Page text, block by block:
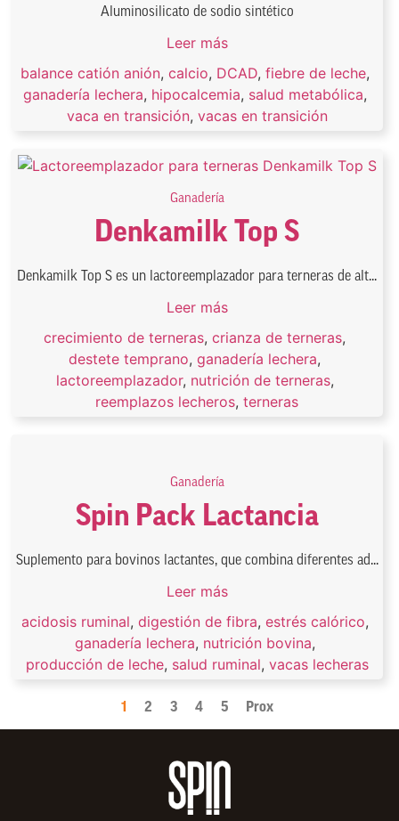
Aluminosilicato de sodio sintético
Leer más
balance catión anión, calcio, DCAD, fiebre de leche,
ganadería lechera, hipocalcemia, salud metabólica,
vaca en transición, vacas en transición
Ganadería
Denkamilk Top S
Denkamilk Top S es un lactoreemplazador para terneras de alt...
Leer más
crecimiento de terneras, crianza de terneras,
destete temprano, ganadería lechera,
lactoreemplazador, nutrición de terneras,
reemplazos lecheros, terneras
Ganadería
Spin Pack Lactancia
Suplemento para bovinos lactantes, que combina diferentes ad...
Leer más
acidosis ruminal, digestión de fibra, estrés calórico,
ganadería lechera, nutrición bovina,
producción de leche, salud ruminal, vacas lecheras
1 2 3 4 5 Prox